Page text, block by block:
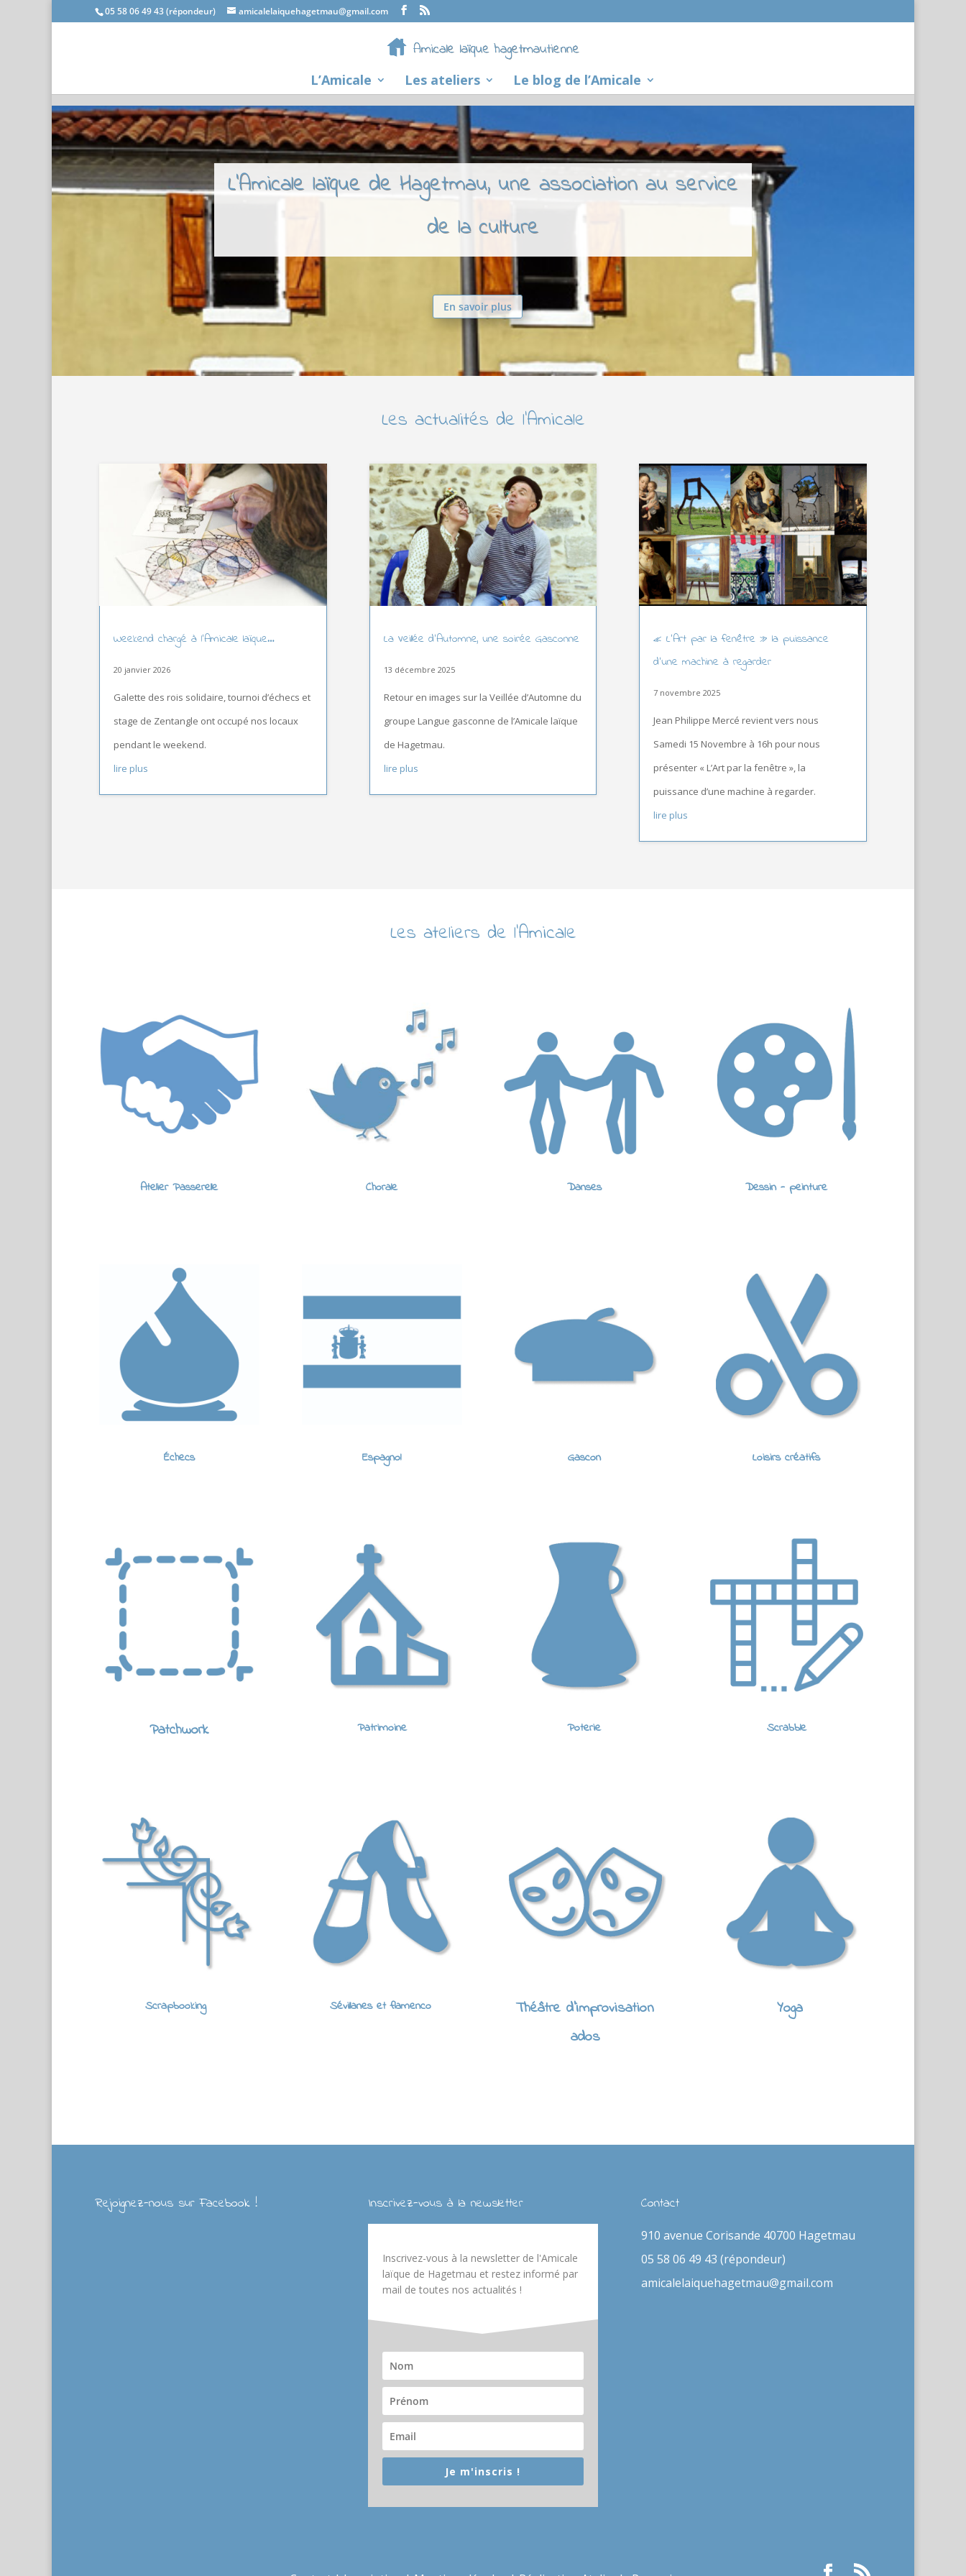
05 58 06 49 43 (répondeur) amicalelaiquehagetmau@gmail.com
L’Amicale Les ateliers Le blog de l’Amicale
L'Amicale laïque de Hagetmau, une association au service
de la culture
En savoir plus
Les actualités de l’Amicale
Weekend chargé à l’Amicale laïque…
20 janvier 2026
Galette des rois solidaire, tournoi d’échecs et
stage de Zentangle ont occupé nos locaux
pendant le weekend.
lire plus
La Veillée d’Automne, une soirée Gasconne
13 décembre 2025
Retour en images sur la Veillée d’Automne du
groupe Langue gasconne de l’Amicale laïque
de Hagetmau.
lire plus
« L’Art par la fenêtre » la puissance
d’une machine à regarder
7 novembre 2025
Jean Philippe Mercé revient vers nous
Samedi 15 Novembre à 16h pour nous
présenter « L’Art par la fenêtre », la
puissance d’une machine à regarder.
lire plus
Les ateliers de l’Amicale
Atelier Passerelle Chorale Danses Dessin - peinture
Échecs Espagnol Gascon Loisirs créatifs
Patchwork Patrimoine Poterie Scrabble
Scrapbooking Sévillanes et flamenco
Théâtre d'improvisation
ados
Yoga
Rejoignez-nous sur Facebook ! Inscrivez-vous à la newsletter
Inscrivez-vous à la newsletter de l'Amicale
laïque de Hagetmau et restez informé par
mail de toutes nos actualités !
Je m'inscris !
Contact
910 avenue Corisande 40700 Hagetmau
05 58 06 49 43 (répondeur)
amicalelaiquehagetmau@gmail.com